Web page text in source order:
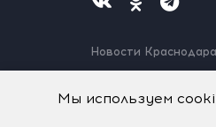
Новости
Нашли ошибку?
Мы используем